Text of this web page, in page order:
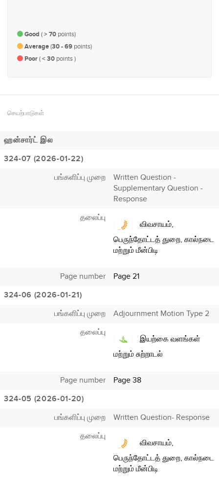
Good (> 70 points)
Average(30 - 69 points)
Poor(< 30 points )
செயற்பாடுகள்
ஹன்சார்ட் இல
324-07 (2026-01-22)
பங்களிப்பு முறை
Written Question -
Supplementary Question -
Response
தலைப்பு
விவசாயம்,
பெருந்தோட்டத் துறை, கால்நடை
மற்றும் மீன்பிடி
Page number
Page 21
324-06 (2026-01-21)
பங்களிப்பு முறை
Adjournment Motion Type 2
தலைப்பு
இயற்கை வளங்கள்
மற்றும் சுற்றாடல்
Page number
Page 38
324-05 (2026-01-20)
பங்களிப்பு முறை
Written Question- Response
தலைப்பு
விவசாயம்,
பெருந்தோட்டத் துறை, கால்நடை
மற்றும் மீன்பிடி